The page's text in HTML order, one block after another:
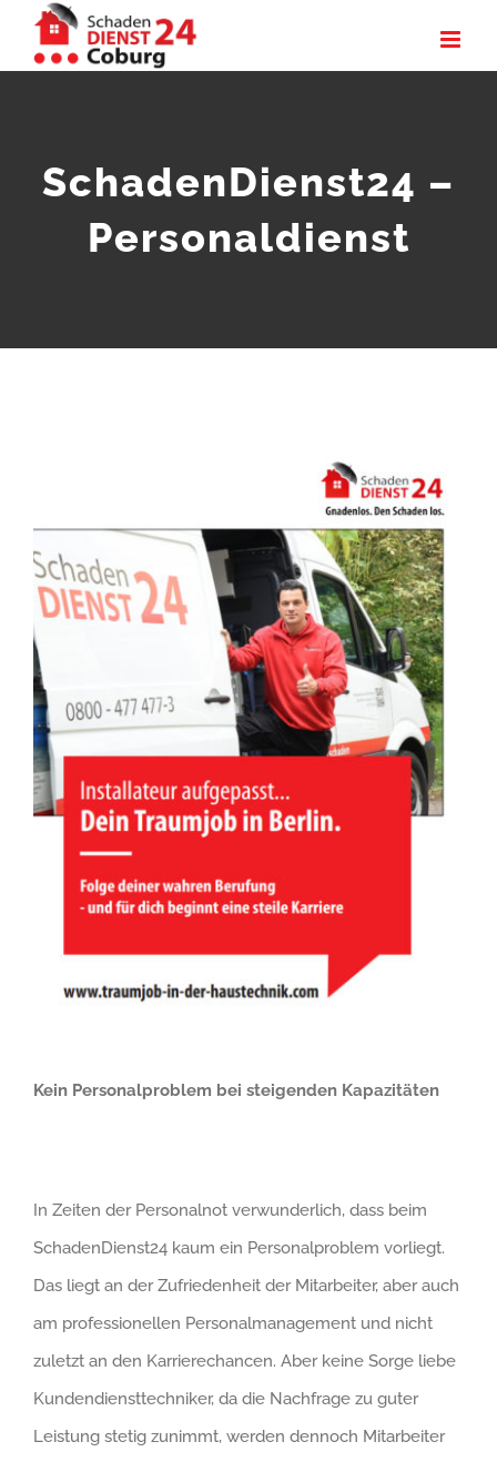
Inhalt
SchadenDienst24 –
Personaldienst
Kein Personalproblem bei steigenden Kapazitäten
In Zeiten der Personalnot verwunderlich, dass beim
SchadenDienst24 kaum ein Personalproblem vorliegt.
Das liegt an der Zufriedenheit der Mitarbeiter, aber auch
am professionellen Personalmanagement und nicht
zuletzt an den Karrierechancen. Aber keine Sorge liebe
Kundendiensttechniker, da die Nachfrage zu guter
Leistung stetig zunimmt, werden dennoch Mitarbeiter